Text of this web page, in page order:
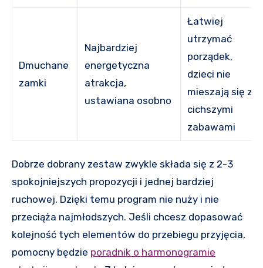
Dmuchane
zamki
Najbardziej
energetyczna
atrakcja,
ustawiana osobno
Łatwiej
utrzymać
porządek,
dzieci nie
mieszają się z
cichszymi
zabawami
Dobrze dobrany zestaw zwykle składa się z 2-3
spokojniejszych propozycji i jednej bardziej
ruchowej. Dzięki temu program nie nuży i nie
przeciąża najmłodszych. Jeśli chcesz dopasować
kolejność tych elementów do przebiegu przyjęcia,
pomocny będzie poradnik o harmonogramie